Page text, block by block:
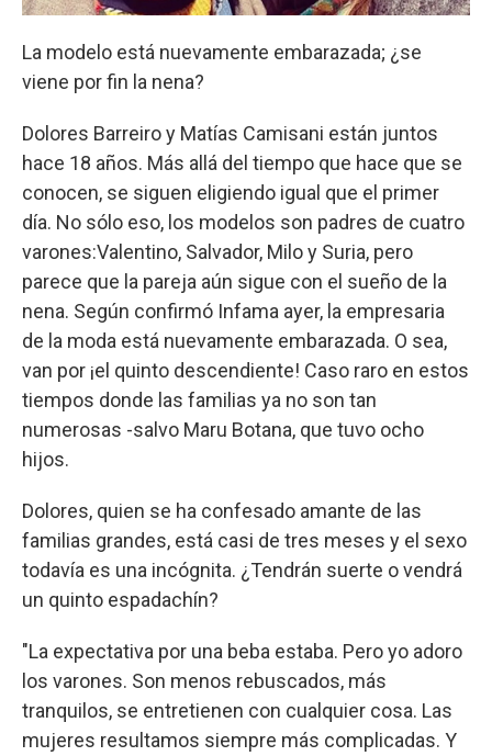
La modelo está nuevamente embarazada; ¿se
viene por fin la nena?
Dolores Barreiro y Matías Camisani están juntos
hace 18 años. Más allá del tiempo que hace que se
conocen, se siguen eligiendo igual que el primer
día. No sólo eso, los modelos son padres de cuatro
varones:Valentino, Salvador, Milo y Suria, pero
parece que la pareja aún sigue con el sueño de la
nena. Según confirmó Infama ayer, la empresaria
de la moda está nuevamente embarazada. O sea,
van por ¡el quinto descendiente! Caso raro en estos
tiempos donde las familias ya no son tan
numerosas -salvo Maru Botana, que tuvo ocho
hijos.
Dolores, quien se ha confesado amante de las
familias grandes, está casi de tres meses y el sexo
todavía es una incógnita. ¿Tendrán suerte o vendrá
un quinto espadachín?
"La expectativa por una beba estaba. Pero yo adoro
los varones. Son menos rebuscados, más
tranquilos, se entretienen con cualquier cosa. Las
mujeres resultamos siempre más complicadas. Y